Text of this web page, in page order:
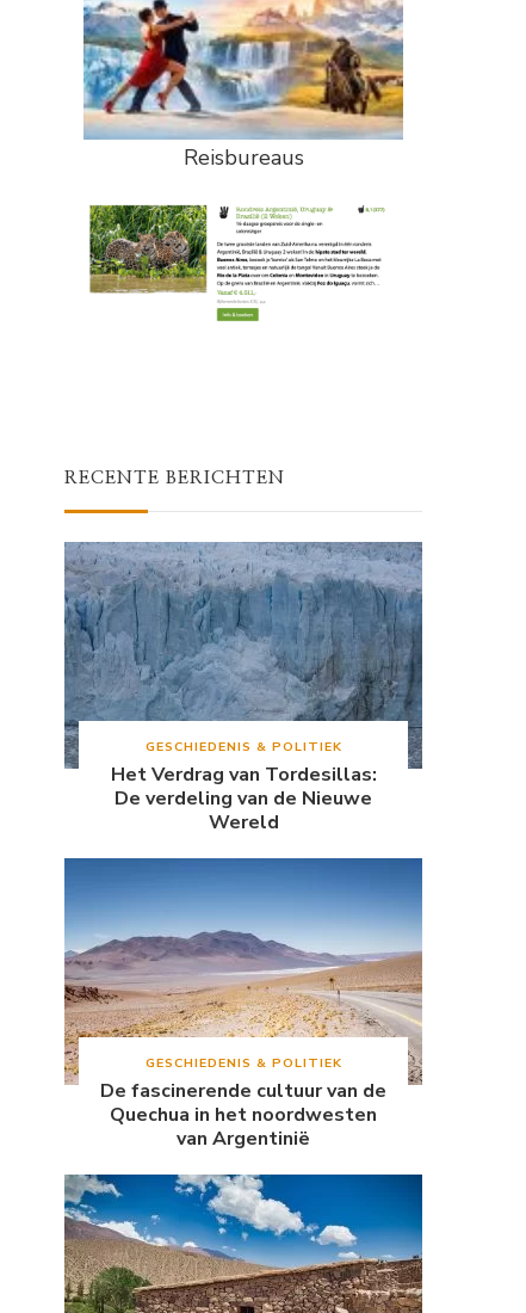
Reisbureaus
RECENTE BERICHTEN
GESCHIEDENIS & POLITIEK
Het Verdrag van Tordesillas:
De verdeling van de Nieuwe
Wereld
GESCHIEDENIS & POLITIEK
De fascinerende cultuur van de
Quechua in het noordwesten
van Argentinië